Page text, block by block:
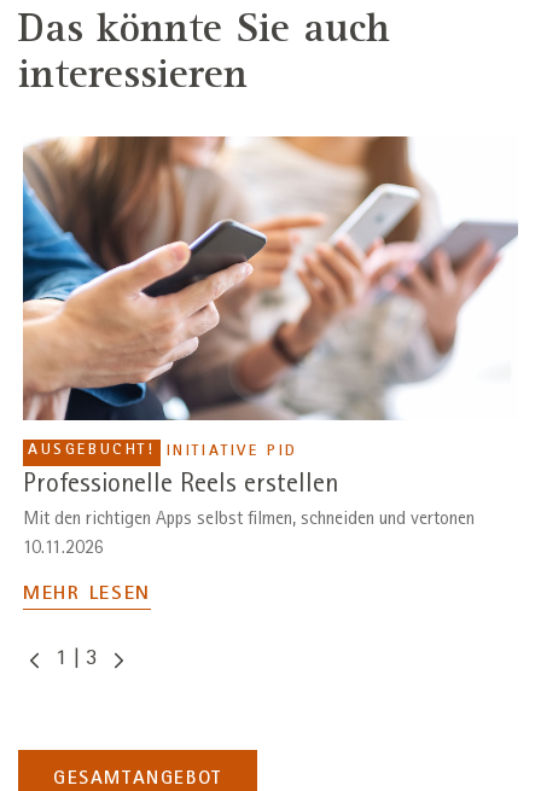
Das könnte Sie auch
interessieren
AUSGEBUCHT! INITIATIVE PID
Professionelle Reels erstellen
Mit den richtigen Apps selbst filmen, schneiden und vertonen
10.11.2026
MEHR LESEN
1 3
GESAMTANGEBOT